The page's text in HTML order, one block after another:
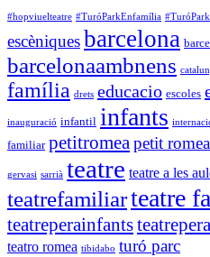
#hopviuelteatre #TuróParkEnfamília
escèniquesbarcelona
barcelonaambnens
família drets educacio escoles
inauguració infantil infants
familiar petitromeapetit romea
gervasi sarrià teatre teatre a les
teatrefamiliarteatre
teatreperainfants
teatro romea tibidabo turó parc